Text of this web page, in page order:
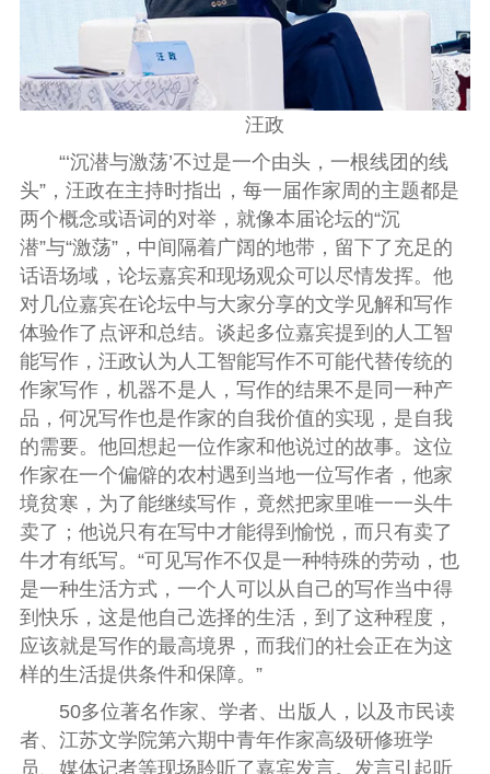
汪政
“‘沉潜与激荡’不过是一个由头，一根线团的线
头”，汪政在主持时指出，每一届作家周的主题都是
两个概念或语词的对举，就像本届论坛的“沉
潜”与“激荡”，中间隔着广阔的地带，留下了充足的
话语场域，论坛嘉宾和现场观众可以尽情发挥。他
对几位嘉宾在论坛中与大家分享的文学见解和写作
体验作了点评和总结。谈起多位嘉宾提到的人工智
能写作，汪政认为人工智能写作不可能代替传统的
作家写作，机器不是人，写作的结果不是同一种产
品，何况写作也是作家的自我价值的实现，是自我
的需要。他回想起一位作家和他说过的故事。这位
作家在一个偏僻的农村遇到当地一位写作者，他家
境贫寒，为了能继续写作，竟然把家里唯一一头牛
卖了；他说只有在写中才能得到愉悦，而只有卖了
牛才有纸写。“可见写作不仅是一种特殊的劳动，也
是一种生活方式，一个人可以从自己的写作当中得
到快乐，这是他自己选择的生活，到了这种程度，
应该就是写作的最高境界，而我们的社会正在为这
样的生活提供条件和保障。”
50多位著名作家、学者、出版人，以及市民读
者、江苏文学院第六期中青年作家高级研修班学
员、媒体记者等现场聆听了嘉宾发言。发言引起听